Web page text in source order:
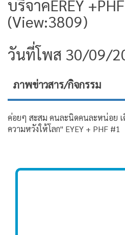
บริจาคEREY
(View:3809)
วันที่โพส 30/09/
ภาพข่าวสาร/กิจกรรม
ค่อยๆ สะสม คนละนิดคนละหน่อย เ
ความหวังให้โลก" EYEY + PHF #1